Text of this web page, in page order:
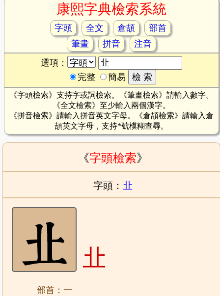
康熙字典檢索系統
字頭 全文 倉頡
部首
筆畫
拼音
注音
選項：
完整
簡易
《字頭檢索》支持字或詞檢索。《筆畫檢索》請輸入數字。
《全文檢索》至少輸入兩個漢字。
《拼音檢索》請輸入拼音英文字母。《倉頡檢索》請輸入倉
頡英文字母，支持*號模糊查尋。
《字頭檢索》
字頭： 㐀
㐀
部首：一